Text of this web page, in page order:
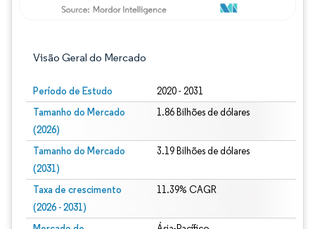
Visão Geral do Mercado
Período de Estudo 2020 - 2031
Tamanho do Mercado
(2026)
1.86 Bilhões de dólares
Tamanho do Mercado
(2031)
3.19 Bilhões de dólares
Taxa de crescimento
(2026 - 2031)
11.39% CAGR